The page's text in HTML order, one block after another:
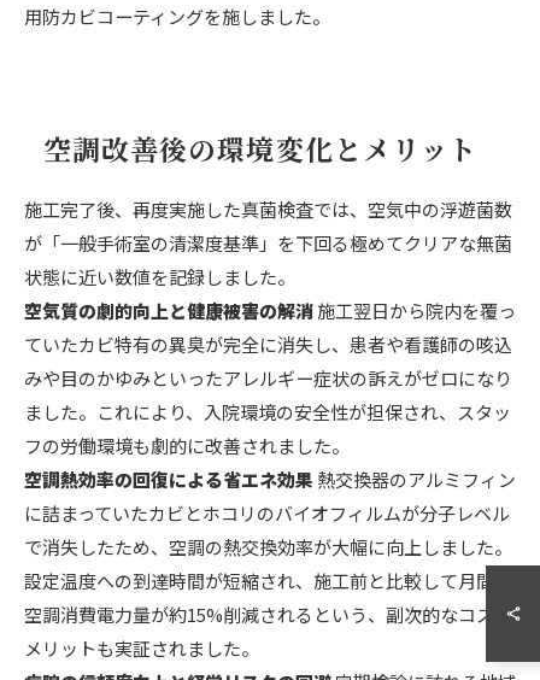
用防カビコーティングを施しました。
空調改善後の環境変化とメリット
施工完了後、再度実施した真菌検査では、空気中の浮遊菌数
が「一般手術室の清潔度基準」を下回る極めてクリアな無菌
状態に近い数値を記録しました。
空気質の劇的向上と健康被害の解消施工翌日から院内を覆っ
ていたカビ特有の異臭が完全に消失し、患者や看護師の咳込
みや目のかゆみといったアレルギー症状の訴えがゼロになり
ました。これにより、入院環境の安全性が担保され、スタッ
フの労働環境も劇的に改善されました。
空調熱効率の回復による省エネ効果 熱交換器のアルミフィン
に詰まっていたカビとホコリのバイオフィルムが分子レベル
で消失したため、空調の熱交換効率が大幅に向上しました。
設定温度への到達時間が短縮され、施工前と比較して月間の
空調消費電力量が約15%削減されるという、副次的なコスト
メリットも実証されました。
0120-588-766
LINEお問い合わせ